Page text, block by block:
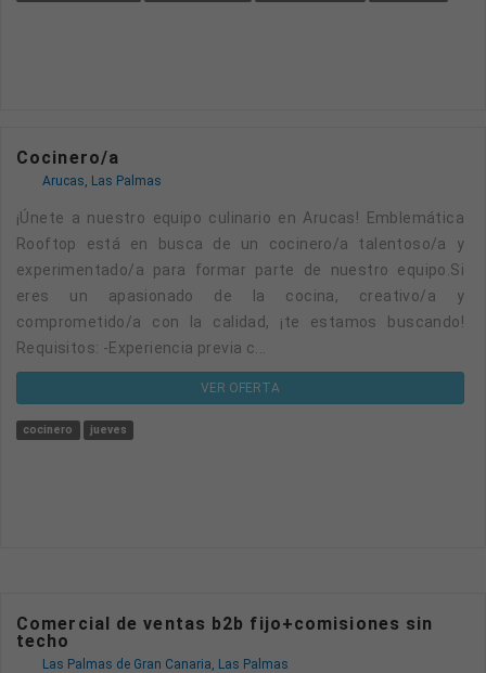
Cocinero/a
Arucas, Las Palmas
¡Únete a nuestro equipo culinario en Arucas! Emblemática
Rooftop está en busca de un cocinero/a talentoso/a y
experimentado/a para formar parte de nuestro equipo.Si
eres un apasionado de la cocina, creativo/a y
comprometido/a con la calidad, ¡te estamos buscando!
Requisitos: -Experiencia previa c...
VER OFERTA
cocinero jueves
Comercial de ventas b2b fijo+comisiones sin
techo
Las Palmas de Gran Canaria, Las Palmas